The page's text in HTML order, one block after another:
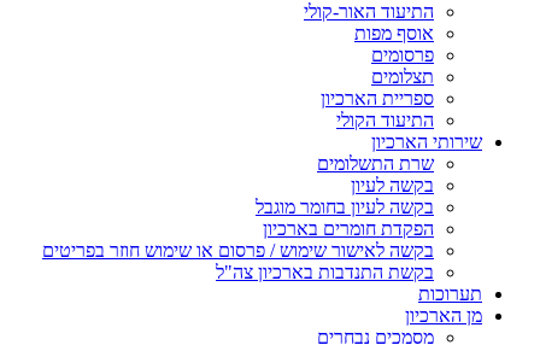
התיעוד האור-קולי
אוסף מפות
פרסומים
תצלומים
ספריית הארכיון
התיעוד הקולי
שירותי הארכיון
שרת התשלומים
בקשה לעיון
בקשה לעיון בחומר מוגבל
הפקדת חומרים בארכיון
בקשה לאישור שימוש / פרסום או שימוש חוזר בפריטים
בקשת התנדבות בארכיון צה"ל
תערוכות
מן הארכיון
מסמכים נבחרים